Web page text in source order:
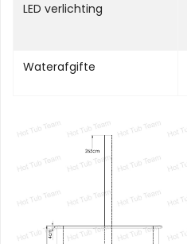
LED verlichting
Waterafgifte